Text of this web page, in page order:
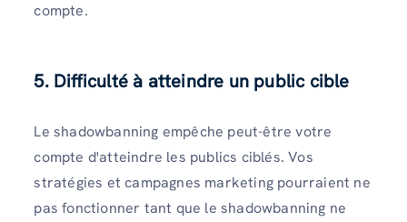
compte.
5. Difficulté à atteindre un public cible
Le shadowbanning empêche peut-être votre
compte d'atteindre les publics ciblés. Vos
stratégies et campagnes marketing pourraient ne
pas fonctionner tant que le shadowbanning ne